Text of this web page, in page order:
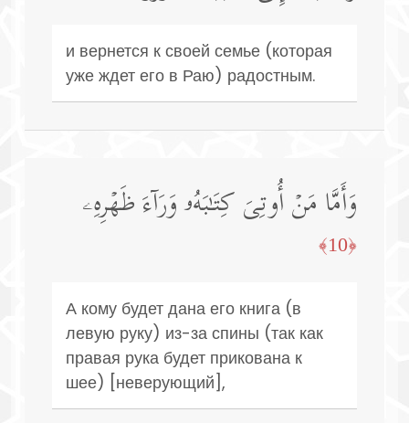
и вернется к своей семье (которая
уже ждет его в Раю) радостным.
وَأَمَّا مَنۡ أُوتِیَ كِتَـٰبَهُۥ وَرَاۤءَ ظَهۡرِهِۦ
﴿10﴾
А кому будет дана его книга (в
левую руку) из-за спины (так как
правая рука будет прикована к
шее) [неверующий],